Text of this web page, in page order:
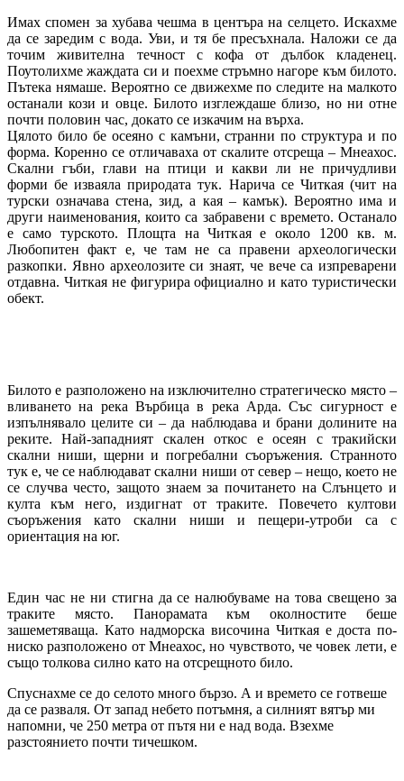
Имах спомен за хубава чешма в центъра на селцето. Искахме
да се заредим с вода. Уви, и тя бе пресъхнала. Наложи се да
точим живителна течност с кофа от дълбок кладенец.
Поутолихме жаждата си и поехме стръмно нагоре към билото.
Пътека нямаше. Вероятно се движехме по следите на малкото
останали кози и овце. Билото изглеждаше близо, но ни отне
почти половин час, докато се изкачим на върха.
Цялото било бе осеяно с камъни, странни по структура и по
форма. Коренно се отличаваха от скалите отсреща – Мнеахос.
Скални гъби, глави на птици и какви ли не причудливи
форми бе изваяла природата тук. Нарича се Читкая (чит на
турски означава стена, зид, а кая – камък). Вероятно има и
други наименования, които са забравени с времето. Останало
е само турското. Площта на Читкая е около 1200 кв. м.
Любопитен факт е, че там не са правени археологически
разкопки. Явно археолозите си знаят, че вече са изпреварени
отдавна. Читкая не фигурира официално и като туристически
обект.
Билото е разположено на изключително стратегическо място –
вливането на река Върбица в река Арда. Със сигурност е
изпълнявало целите си – да наблюдава и брани долините на
реките. Най-западният скален откос е осеян с тракийски
скални ниши, щерни и погребални съоръжения. Странното
тук е, че се наблюдават скални ниши от север – нещо, което не
се случва често, защото знаем за почитането на Слънцето и
култа към него, издигнат от траките. Повечето култови
съоръжения като скални ниши и пещери-утроби са с
ориентация на юг.
Един час не ни стигна да се налюбуваме на това свещено за
траките място. Панорамата към околностите беше
зашеметяваща. Като надморска височина Читкая е доста по-
ниско разположено от Мнеахос, но чувството, че човек лети, е
също толкова силно като на отсрещното било.
Спуснахме се до селото много бързо. А и времето се готвеше
да се разваля. От запад небето потъмня, а силният вятър ми
напомни, че 250 метра от пътя ни е над вода. Взехме
разстоянието почти тичешком.